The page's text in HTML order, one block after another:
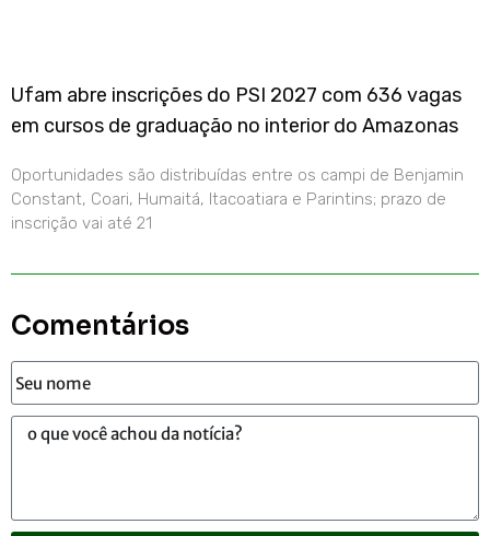
Ufam abre inscrições do PSI 2027 com 636 vagas
em cursos de graduação no interior do Amazonas
Oportunidades são distribuídas entre os campi de Benjamin
Constant, Coari, Humaitá, Itacoatiara e Parintins; prazo de
inscrição vai até 21
Comentários